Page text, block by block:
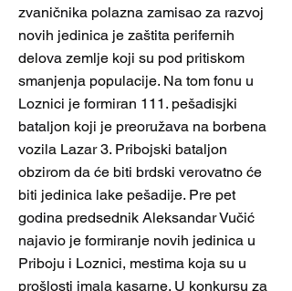
zvaničnika polazna zamisao za razvoj
novih jedinica je zaštita perifernih
delova zemlje koji su pod pritiskom
smanjenja populacije. Na tom fonu u
Loznici je formiran 111. pešadisjki
bataljon koji je preoružava na borbena
vozila Lazar 3. Pribojski bataljon
obzirom da će biti brdski verovatno će
biti jedinica lake pešadije. Pre pet
godina predsednik Aleksandar Vučić
najavio je formiranje novih jedinica u
Priboju i Loznici, mestima koja su u
prošlosti imala kasarne. U konkursu za